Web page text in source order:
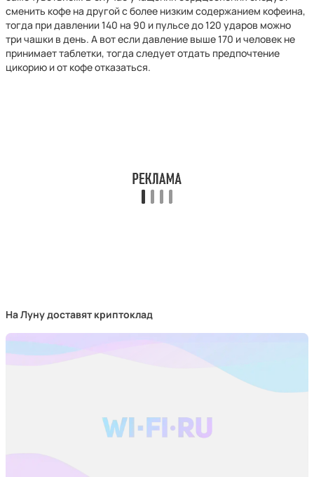
сменить кофе на другой с более низким содержанием кофеина,
тогда при давлении 140 на 90 и пульсе до 120 ударов можно
три чашки в день. А вот если давление выше 170 и человек не
принимает таблетки, тогда следует отдать предпочтение
цикорию и от кофе отказаться.
На Луну доставят криптоклад